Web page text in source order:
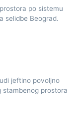
po sistemu
selidbe Beograd.
jeftino povoljno
stambenog prostora